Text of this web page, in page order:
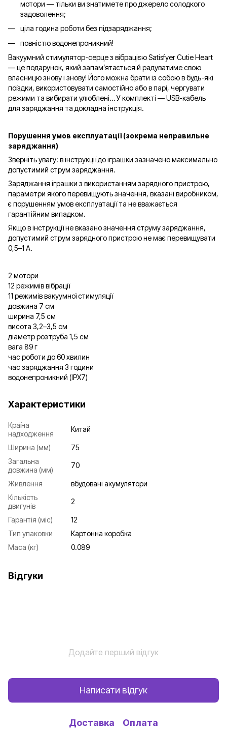
мотори — тільки ви знатимете про джерело солодкого
задоволення;
ціла година роботи без підзаряджання;
повністю водонепроникний!
Вакуумний стимулятор-серце з вібрацією Satisfyer Cutie Heart
— це подарунок, який запам’ятається й радуватиме свою
власницю знову і знову! Його можна брати із собою в будь-які
поїздки, використовувати самостійно або в парі, чергувати
режими та вибирати улюблені… У комплекті — USB-кабель
для заряджання та докладна інструкція.
Порушення умов експлуатації (зокрема неправильне
заряджання)
Зверніть увагу: в інструкції до іграшки зазначено максимально
допустимий струм заряджання.
Заряджання іграшки з використанням зарядного пристрою,
параметри якого перевищують значення, вказані виробником,
є порушенням умов експлуатації та не вважається
гарантійним випадком.
Якщо в інструкції не вказано значення струму заряджання,
допустимий струм зарядного пристрою не має перевищувати
0,5–1 А.
2 мотори
12 режимів вібрації
11 режимів вакуумної стимуляції
довжина 7 см
ширина 7,5 см
висота 3,2–3,5 см
діаметр розтруба 1,5 см
вага 89 г
час роботи до 60 хвилин
час заряджання 3 години
водонепроникний (IPX7)
Характеристики
Країна
надходження
Китай
Ширина (мм)
75
Загальна
довжина (мм)
70
Живлення
вбудовані акумулятори
Кількість
двигунів
2
Гарантія (міс)
12
Тип упаковки
Картонна коробка
Маса (кг)
0.089
Відгуки
Додайте перший відгук
Написати відгук
Доставка Оплата